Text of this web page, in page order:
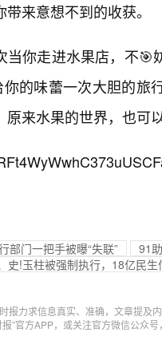
来意想不到的收获。
当你走进水果店，不
你的味蕾一次大胆的
来水果的世界，也可
部门一把手被曝“失联”
91
史!玉柱被强制执行，18亿民
报力求信息真实、准确，文章提及
报”官方APP，或关注官方微信公众